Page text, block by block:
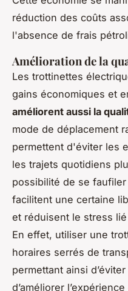
réduction des coûts
l'absence de frais
Amélioration de la
Les trottinettes
gains économiques et
améliorent aussi la
mode de déplacement
permettent d'éviter les
les trajets quotidiens
possibilité de se
facilitent une certaine
et réduisent le stress
En effet, utiliser une
horaires serrés de
permettant ainsi
d’améliorer